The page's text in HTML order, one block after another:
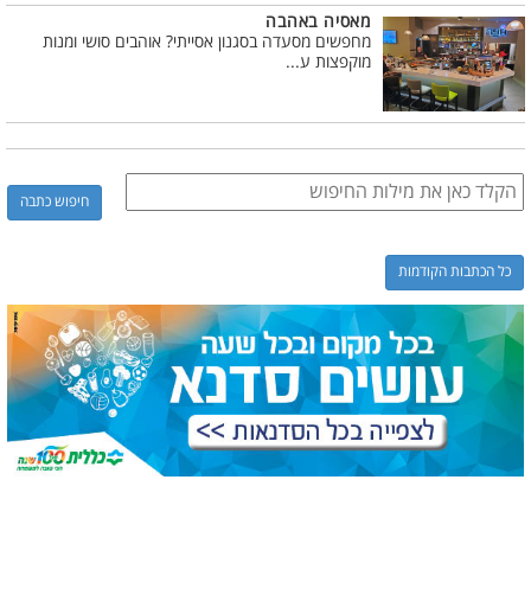
מאסיה באהבה
מחפשים מסעדה בסגנון אסייתי? אוהבים סושי ומנות
מוקפצות ע...
כל הכתבות הקודמות